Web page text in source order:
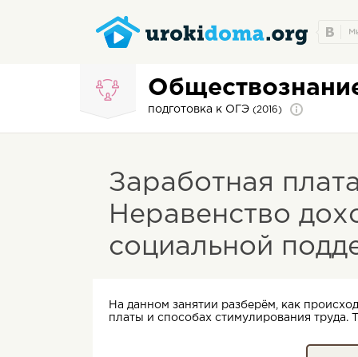
подготовка к ОГЭ (2016)
Заработная
Неравенство
социальной
На данном занятии разберём, как
платы и способах стимулирования